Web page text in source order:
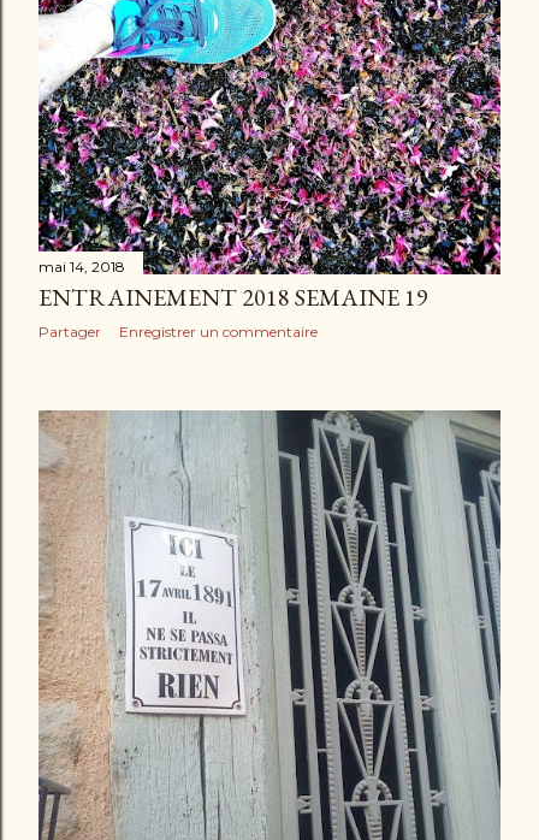
mai 14, 2018
ENTRAINEMENT 2018 SEMAINE 19
Partager Enregistrer un commentaire